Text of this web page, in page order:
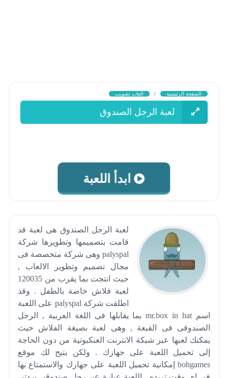
الصفحة الرئيسية / العاب تصويب
لعبة الرجل الصندوق
ابدأ اللعبة
لعبة الرجل الصندوق هى لعبة قد
قامت بتصميمها وتطويرها شركة
palyspal وهى شركة متخصصة فى
مجال تصميم وتطوير الالعاب ,
حيث انتجت بما يقرب من 120035
لعبة فلاش خاصة بالطفل . وقد
اطلقت شركة palyspal على اللعبة
اسم mr.box in hat بما يقابلها فى اللغة العربية , الرجل
الصندوقى فى القبعة , وهى لعبة بصيغة الفلاش حيث
يمكنك لعبها عبر شبكة الانترنت العنكبوتية من دون الحاجة
إلى تحميل اللعبة على جهازك . ولكن يتيح لك موقع
bohgames إمكانية تحميل اللعبة على جهازك والاستمتاع بها